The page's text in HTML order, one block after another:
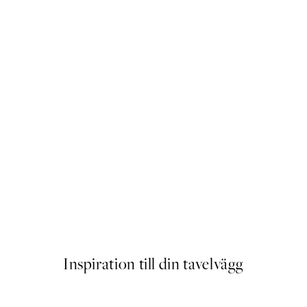
Inspiration till din tavelvägg